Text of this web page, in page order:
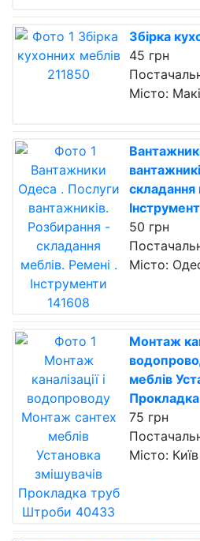
Збірка
45 грн
Місто:
складання
50 грн
Місто:
Монтаж
меблів
75 грн
Місто: Київ